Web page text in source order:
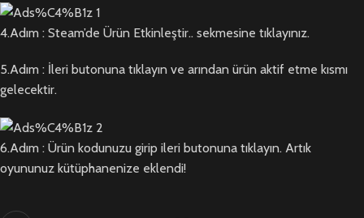
4.Adım : Steam’de Ürün Etkinleştir.. sekmesine tıklayınız.
5.Adım : İleri butonuna tıklayın ve arından ürün aktif etme kısmı
gelecektir.
6.Adım : Ürün kodunuzu girip ileri butonuna tıklayın. Artık
oyununuz kütüphanenize eklendi!